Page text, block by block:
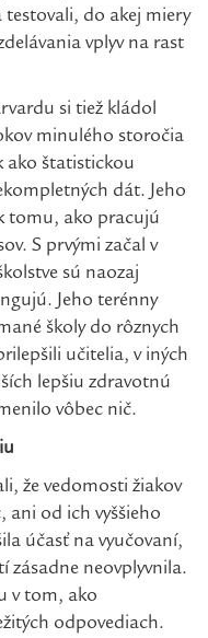
do akej miery
vplyv na rast
si tiež kládol
minulého storočia
ako štatistickou
dát. Jeho
tomu, ako pracujú
S prvými začal v
sú naozaj
Jeho terénny
školy do rôznych
učitelia, v iných
lepšiu zdravotnú
vôbec nič.
že vedomosti žiakov
ani od ich vyššieho
účasť na vyučovaní,
zásadne neovplyvnila.
v tom, ako
odpovediach.